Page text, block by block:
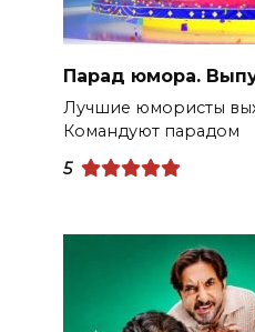
Парад юмора.
Лучшие юмористы
Командуют парадом
5